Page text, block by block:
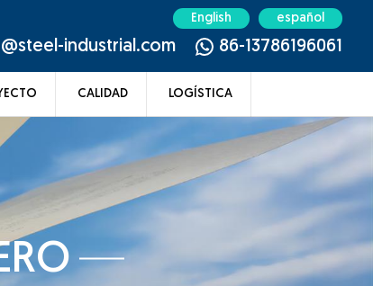
English español
86-13786196061
industrial.com
CALIDAD LOGÍSTICA